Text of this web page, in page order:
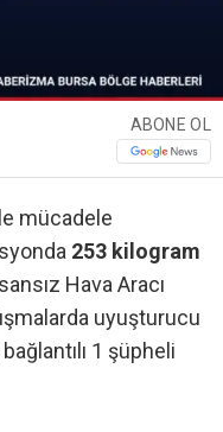
ABONE OL
mücadele
253 kilogram
Hava Aracı
uyuşturucu
1 şüpheli